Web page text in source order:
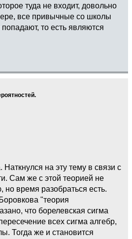
туда не входит, довольно
все привычные со школы
то есть являются
на эту тему в связи с
Сам же с этой теорией не
но время разобраться есть.
"теория
что борелевская сигма
всех сигма алгебр,
Тогда же и становится